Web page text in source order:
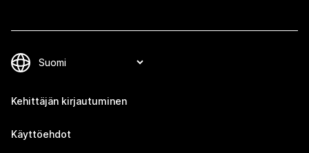
Kehittäjän kirjautuminen
Käyttöehdot